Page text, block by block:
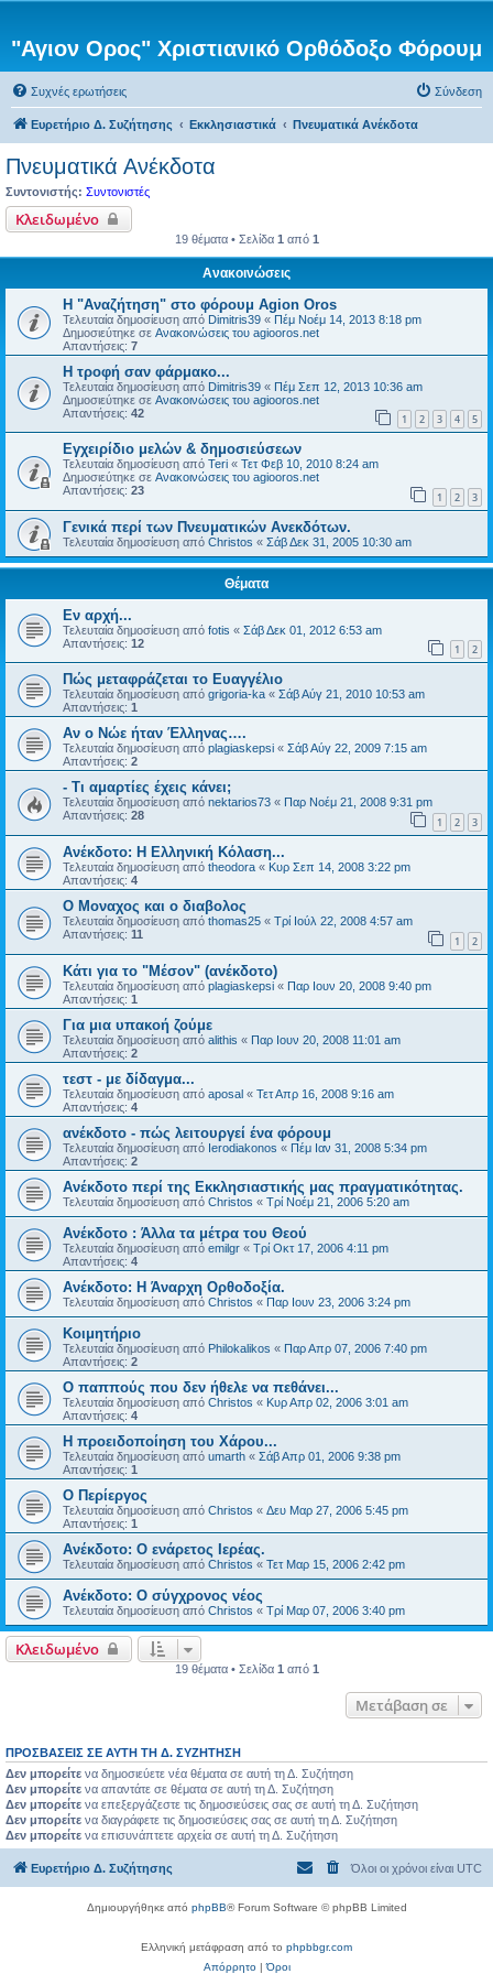
"Αγιον Ορος" Χριστιανικό Ορθόδοξο Φόρουμ
Συχνές ερωτήσεις Σύνδεση
Ευρετήριο Δ. Συζήτησης Εκκλησιαστικά Πνευματικά Ανέκδοτα
Πνευματικά Ανέκδοτα
Συντονιστής: Συντονιστές
Κλειδωμένο
19 θέματα • Σελίδα 1 από 1
Ανακοινώσεις
Η "Αναζήτηση" στο φόρουμ Agion Oros
Τελευταία δημοσίευση από Dimitris39 « Πέμ Νοέμ 14, 2013 8:18 pm
Δημοσιεύτηκε σε Ανακοινώσεις του agiooros.net
Απαντήσεις: 7
H τροφή σαν φάρμακο...
Τελευταία δημοσίευση από Dimitris39 « Πέμ Σεπ 12, 2013 10:36 am
Δημοσιεύτηκε σε Ανακοινώσεις του agiooros.net
Απαντήσεις: 42 1 2 3 4 5
Εγχειρίδιο μελών & δημοσιεύσεων
Τελευταία δημοσίευση από Teri « Τετ Φεβ 10, 2010 8:24 am
Δημοσιεύτηκε σε Ανακοινώσεις του agiooros.net
Απαντήσεις: 23 1 2 3
Γενικά περί των Πνευματικών Ανεκδότων.
Τελευταία δημοσίευση από Christos « Σάβ Δεκ 31, 2005 10:30 am
Θέματα
Εν αρχή...
Τελευταία δημοσίευση από fotis « Σάβ Δεκ 01, 2012 6:53 am
Απαντήσεις: 12 1 2
Πώς μεταφράζεται το Ευαγγέλιο
Τελευταία δημοσίευση από grigoria-ka « Σάβ Αύγ 21, 2010 10:53 am
Απαντήσεις: 1
Aν ο Νώε ήταν Έλληνας….
Τελευταία δημοσίευση από plagiaskepsi « Σάβ Αύγ 22, 2009 7:15 am
Απαντήσεις: 2
- Τι αμαρτίες έχεις κάνει;
Τελευταία δημοσίευση από nektarios73 « Παρ Νοέμ 21, 2008 9:31 pm
Απαντήσεις: 28 1 2 3
Ανέκδοτο: Η Ελληνική Κόλαση...
Τελευταία δημοσίευση από theodora « Κυρ Σεπ 14, 2008 3:22 pm
Απαντήσεις: 4
Ο Μοναχος και ο διαβολος
Τελευταία δημοσίευση από thomas25 « Τρί Ιούλ 22, 2008 4:57 am
Απαντήσεις: 11 1 2
Κάτι για το "Μέσον" (ανέκδοτο)
Τελευταία δημοσίευση από plagiaskepsi « Παρ Ιουν 20, 2008 9:40 pm
Απαντήσεις: 1
Για μια υπακοή ζούμε
Τελευταία δημοσίευση από alithis « Παρ Ιουν 20, 2008 11:01 am
Απαντήσεις: 2
τεστ - με δίδαγμα...
Τελευταία δημοσίευση από aposal « Τετ Απρ 16, 2008 9:16 am
Απαντήσεις: 4
ανέκδοτο - πώς λειτουργεί ένα φόρουμ
Τελευταία δημοσίευση από Ierodiakonos « Πέμ Ιαν 31, 2008 5:34 pm
Απαντήσεις: 2
Ανέκδοτο περί της Εκκλησιαστικής μας πραγματικότητας.
Τελευταία δημοσίευση από Christos « Τρί Νοέμ 21, 2006 5:20 am
Ανέκδοτο : Άλλα τα μέτρα του Θεού
Τελευταία δημοσίευση από emilgr « Τρί Οκτ 17, 2006 4:11 pm
Απαντήσεις: 4
Ανέκδοτο: Η Άναρχη Ορθοδοξία.
Τελευταία δημοσίευση από Christos « Παρ Ιουν 23, 2006 3:24 pm
Κοιμητήριο
Τελευταία δημοσίευση από Philokalikos « Παρ Απρ 07, 2006 7:40 pm
Απαντήσεις: 2
Ο παππούς που δεν ήθελε να πεθάνει...
Τελευταία δημοσίευση από Christos « Κυρ Απρ 02, 2006 3:01 am
Απαντήσεις: 4
Η προειδοποίηση του Χάρου...
Τελευταία δημοσίευση από umarth « Σάβ Απρ 01, 2006 9:38 pm
Απαντήσεις: 1
Ο Περίεργος
Τελευταία δημοσίευση από Christos « Δευ Μαρ 27, 2006 5:45 pm
Απαντήσεις: 1
Ανέκδοτο: Ο ενάρετος Ιερέας.
Τελευταία δημοσίευση από Christos « Τετ Μαρ 15, 2006 2:42 pm
Ανέκδοτο: Ο σύγχρονος νέος
Τελευταία δημοσίευση από Christos « Τρί Μαρ 07, 2006 3:40 pm
Κλειδωμένο
19 θέματα • Σελίδα 1 από 1
Μετάβαση σε
ΠΡΟΣΒΆΣΕΙΣ ΣΕ ΑΥΤΉ ΤΗ Δ. ΣΥΖΉΤΗΣΗ
Δεν μπορείτε να δημοσιεύετε νέα θέματα σε αυτή τη Δ. Συζήτηση
Δεν μπορείτε να απαντάτε σε θέματα σε αυτή τη Δ. Συζήτηση
Δεν μπορείτε να επεξεργάζεστε τις δημοσιεύσεις σας σε αυτή τη Δ. Συζήτηση
Δεν μπορείτε να διαγράφετε τις δημοσιεύσεις σας σε αυτή τη Δ. Συζήτηση
Δεν μπορείτε να επισυνάπτετε αρχεία σε αυτή τη Δ. Συζήτηση
Ευρετήριο Δ. Συζήτησης Όλοι οι χρόνοι είναι UTC
Δημιουργήθηκε από phpBB® Forum Software © phpBB Limited
Ελληνική μετάφραση από το phpbbgr.com
Απόρρητο|Όροι